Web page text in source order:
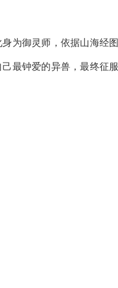
为御灵师，依据山海经图
最钟爱的异兽，最终征服